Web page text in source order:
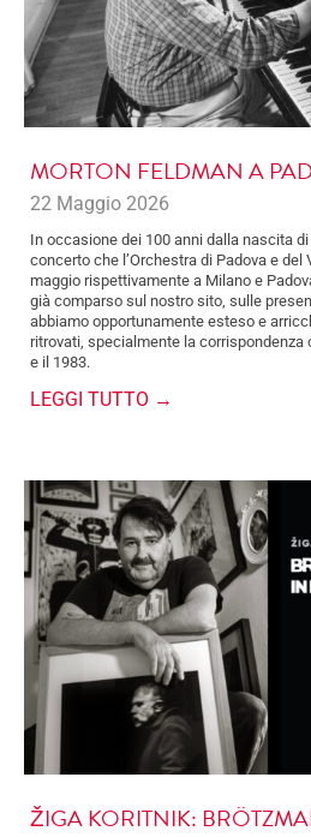
MORTON FELDMAN A
22 Maggio 2026
In occasione dei 100 anni dalla nascita
concerto che l’Orchestra di Padova e del
maggio rispettivamente a Milano e
già comparso sul nostro sito, sulle
abbiamo opportunamente esteso e
ritrovati, specialmente la
e il 1983.
LEGGI TUTTO →
ŽIGA KORITNIK: